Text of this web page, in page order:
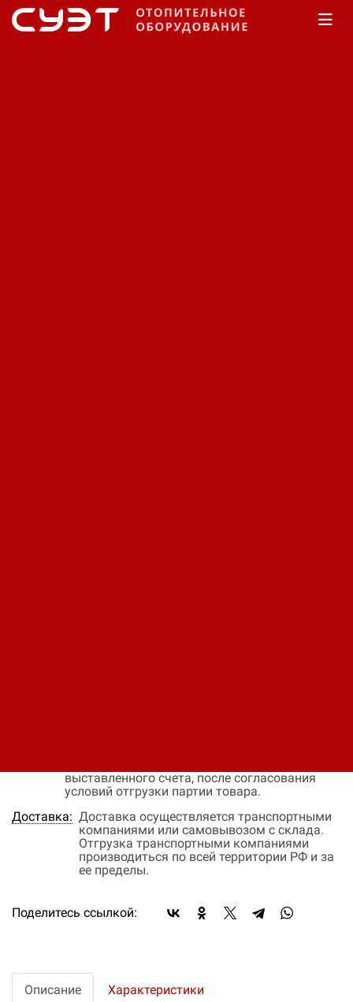
выставленного счета, после согласования
условий отгрузки партии товара.
Доставка: Доставка осуществляется транспортными
компаниями или самовывозом с склада.
Отгрузка транспортными компаниями
производиться по всей территории РФ и за
ее пределы.
Поделитесь ссылкой:
Описание Характеристики